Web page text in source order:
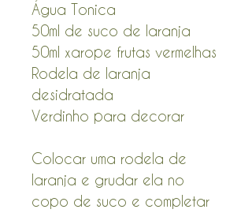
Água Tonica
50ml de suco de laranja
50ml xarope frutas vermelhas
Rodela de laranja
desidratada
Verdinho para decorar
Colocar uma rodela de
laranja e grudar ela no
copo de suco e completar